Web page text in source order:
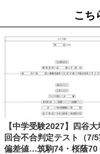
こち
【中学受験2027】四谷
回合不合判定テスト（7/5
偏差値…筑駒74・桜蔭70